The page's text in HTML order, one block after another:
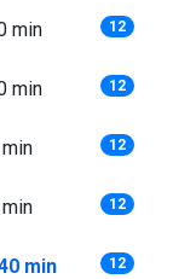
min 12
min 12
12
12
min 12